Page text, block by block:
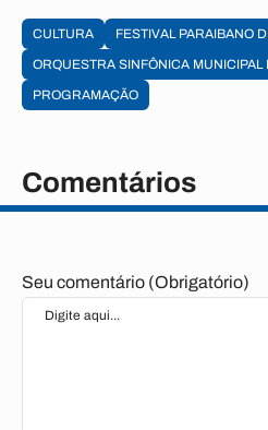
CULTURA FESTIVAL PARAIBANO
ORQUESTRA SINFÔNICA MUNICIPAL
PROGRAMAÇÃO
Comentários
Seu comentário (Obrigatório)